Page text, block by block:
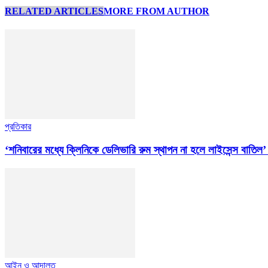
RELATED ARTICLESMORE FROM AUTHOR
প্রতিকার
‘শনিবারের মধ্যে ক্লিনিকে ডেলিভারি রুম স্থাপন না হলে লাইসেন্স বাতিল’ :
আইন ও আদালত